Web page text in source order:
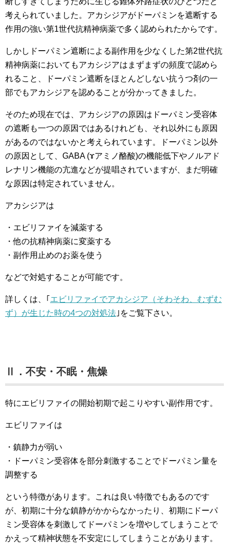
考えられていました。アカシジアがドーパミンを遮断する
作用の強い第1世代抗精神病薬で多く認められたからです。
しかしドーパミン遮断による副作用を少なくした第2世代抗
精神病薬においてもアカシジアはまずまずの頻度で認めら
れること、ドーパミン遮断をほとんどしない抗うつ剤の一
部でもアカシジアを認めることが分かってきました。
そのため現在では、アカシジアの原因はドーパミン受容体
の遮断も一つの原因ではあるけれども、それ以外にも原因
があるのではないかと考えられています。ドーパミン以外
の原因として、GABA (ɤアミノ酪酸)の機能低下やノルアド
レナリン機能の亢進などが提唱されていますが、まだ明確
な原因は特定されていません。
アカシジアは
・エビリファイを減薬する
・他の抗精神病薬に変薬する
・副作用止めのお薬を使う
などで対処することが可能です。
詳しくは、｢ エビリファイでアカシジア（そわそわ、むずむ
ず）が生じた時の4つの対処法 ｣をご覧下さい。
Ⅱ．不安・不眠・焦燥
特にエビリファイの開始初期で起こりやすい副作用です。
エビリファイは
・鎮静力が弱い
・ドーパミン受容体を部分刺激することでドーパミン量を
調整する
という特徴があります。これは良い特徴でもあるのです
が、初期に十分な鎮静がかからなかったり、初期にドーパ
ミン受容体を刺激してドーパミンを増やしてしまうことで
かえって精神状態を不安定にしてしまうことがあります。